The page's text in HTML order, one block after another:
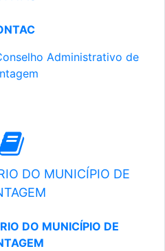
Administrativo de
DO MUNICÍPIO DE
DO MUNICÍPIO DE